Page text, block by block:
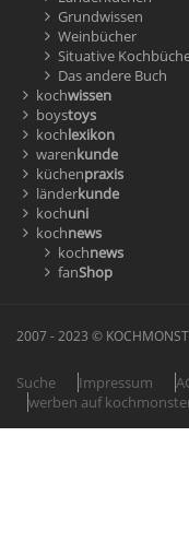
Grundwissen
Weinbücher
Situative
Das andere Buch
kochwissen
boystoys
kochlexikon
warenkunde
küchenpraxis
länderkunde
kochuni
kochnews
kochnews
fanShop
2007 - 2023 ©
Suche Impressum
werben auf